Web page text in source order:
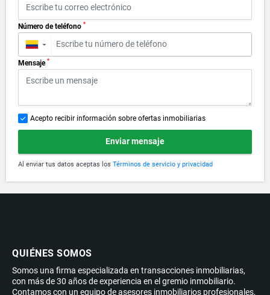
Número de teléfono *
▼
Mensaje *
Acepto recibir información sobre ofertas inmobiliarias
Enviar mensaje
Al enviar tus datos aceptas los Términos de servicio y privacidad
QUIÉNES SOMOS
Somos una firma especializada en transacciones inmobiliarias,
con más de 30 años de experiencia en el gremio inmobiliario.
Contamos con un equipo de asesores inmobiliarios profesionales,